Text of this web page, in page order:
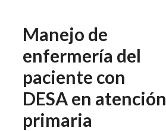
Manejo de
enfermería del
paciente con
DESA en atención
primaria